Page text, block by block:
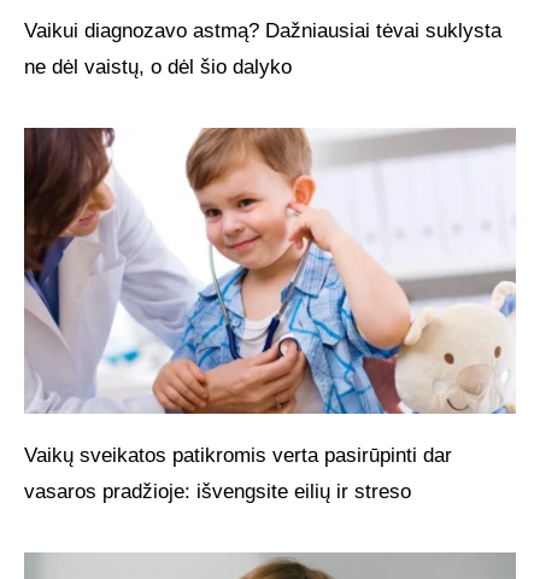
Vaikui diagnozavo astmą? Dažniausiai tėvai suklysta
ne dėl vaistų, o dėl šio dalyko
Vaikų sveikatos patikromis verta pasirūpinti dar
vasaros pradžioje: išvengsite eilių ir streso